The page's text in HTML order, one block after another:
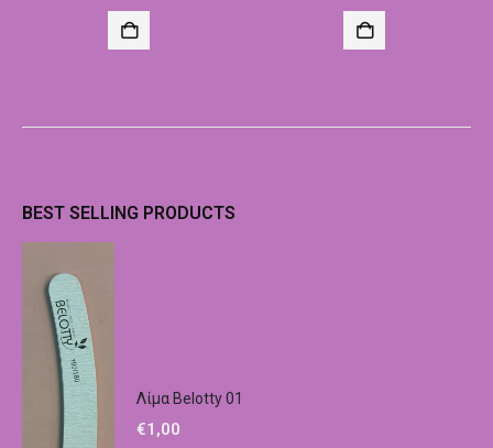
BEST SELLING PRODUCTS
Λίμα Belotty 01
€1,00